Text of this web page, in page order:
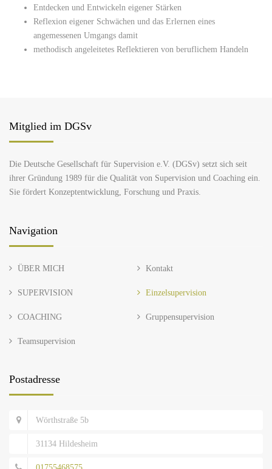
Entdecken und Entwickeln eigener Stärken
Reflexion eigener Schwächen und das Erlernen eines
angemessenen Umgangs damit
methodisch angeleitetes Reflektieren von beruflichem Handeln
Mitglied im DGSv
Die Deutsche Gesellschaft für Supervision e.V. (DGSv) setzt sich seit
ihrer Gründung 1989 für die Qualität von Supervision und Coaching ein.
Sie fördert Konzeptentwicklung, Forschung und Praxis.
Navigation
ÜBER MICH Kontakt
SUPERVISION Einzelsupervision
COACHING Gruppensupervision
Teamsupervision
Postadresse
Wörthstraße 5b
31134 Hildesheim